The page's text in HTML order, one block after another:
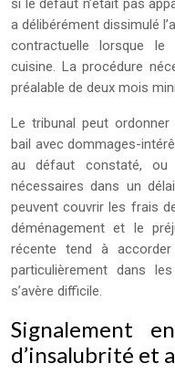
si le défaut n’était pas
a délibérément dissimulé
contractuelle lorsque le
cuisine. La procédure
préalable de deux mois
Le tribunal peut
bail avec dommages-
au défaut constaté, ou
nécessaires dans un
peuvent couvrir les frais
déménagement et le
récente tend à accorder
particulièrement dans
s’avère difficile.
Signalement
d’insalubrité et